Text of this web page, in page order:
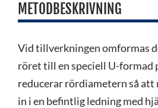
METODBESKRIVNING
Vid tillverkningen omformas
röret till en speciell U-formad
reducerar rördiametern så
in i en befintlig ledning med